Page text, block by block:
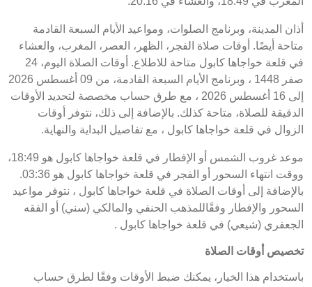
أذان المدينة، وبرنامج الصلوات، ومواعيد الأيام السبعة القادمة
متاحة أيضًا. أوقات صلاة الفجر، الظهر، العصر، المغرب، والعشاء
في قلعة خواجاها كابول متاحة للاطلاع. أوقات الصلاة اليوم، 24
صفر 1448 ، وبرنامج الأيام السبعة القادمة، من 09 أغسطس 2026
إلى 16 أغسطس 2026 ، مع طرق حساب مخصصة لتحديد الأوقات
الدقيقة للصلاة، متاحة كذلك. بالإضافة إلى ذلك، نتوفر أوقات
الزوال في قلعة خواجاها كابول ، مع تفاصيل البداية والنهاية.
موعد غروب الشمس أو الإفطار في قلعة خواجاها كابول هو 18:49،
ووقت انتهاء السحور أو الفجر في قلعة خواجاها كابول هو 03:36.
بالإضافة إلى أوقات الصلاة في قلعة خواجاها كابول ، نتوفر مواعيد
السحور والإفطار وفقًاللمذهب الحنفي والمالكي (سني) أو الفقه
الجعفري (شيعي) في قلعة خواجاها كابول .
تخصيص أوقات الصلاة
باستخدام هذا الخيار، يمكنك ضبط الأوقات وفقًا لطرق حساب